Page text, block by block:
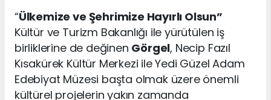
“Ülkemize ve Şehrimize Hayırlı Olsun”
Kültür ve Turizm Bakanlığı ile yürütülen iş
birliklerine de değinen Görgel, Necip Fazıl
Kısakürek Kültür Merkezi ile Yedi Güzel Adam
Edebiyat Müzesi başta olmak üzere önemli
kültürel projelerin yakın zamanda